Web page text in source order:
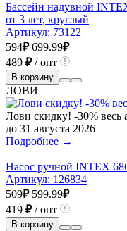
Бассейн надувной
от 3 лет, круглый
Артикул: 73122
594₽ 699.99₽
489 ₽/ опт
В корзину
ЛОВИ
Лови скидку! -30% весь
до 31 августа 2026
Подробнее →
Насос ручной INTEX
Артикул: 126834
509₽ 599.99₽
419 ₽/ опт
В корзину